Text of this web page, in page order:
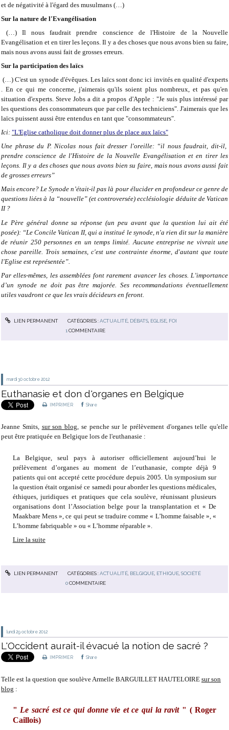
et de négativité à l'égard des musulmans (…)
Sur la nature de l'Evangélisation
(…) Il nous faudrait prendre conscience de l'Histoire de la Nouvelle
Evangélisation et en tirer les leçons. Il y a des choses que nous avons bien su faire,
mais nous avons aussi fait de grosses erreurs.
Sur la participation des laïcs
(…) C'est un synode d'évêques. Les laïcs sont donc ici invités en qualité d'experts
. En ce qui me concerne, j'aimerais qu'ils soient plus nombreux, et pas qu'en
situation d'experts. Steve Jobs a dit a propos d'Apple : "Je suis plus intéressé par
les questions des consommateurs que par celle des techniciens". J'aimerais que les
laïcs puissent aussi être entendus en tant que "consommateurs".
Ici: "L'Eglise catholique doit donner plus de place aux laïcs"
Une phrase du P. Nicolas nous fait dresser l'oreille: “il nous faudrait, dit-il,
prendre conscience de l'Histoire de la Nouvelle Evangélisation et en tirer les
leçons. Il y a des choses que nous avons bien su faire, mais nous avons aussi fait
de grosses erreurs”
Mais encore? Le Synode n’était-il pas là pour élucider en profondeur ce genre de
questions liées à la “nouvelle” (et controversée) ecclésiologie déduite de Vatican
II ?
Le Père général donne sa réponse (un peu avant que la question lui ait été
posée): “Le Concile Vatican II, qui a institué le synode, n'a rien dit sur la manière
de réunir 250 personnes en un temps limité. Aucune entreprise ne vivrait une
chose pareille. Trois semaines, c'est une contrainte énorme, d'autant que toute
l'Eglise est représentée”.
Par elles-mêmes, les assemblées font rarement avancer les choses. L’importance
d’un synode ne doit pas être majorée. Ses recommandations éventuellement
utiles vaudront ce que les vrais décideurs en feront.
LIEN PERMANENT CATÉGORIES :ACTUALITÉ, DÉBATS, EGLISE, FOI
1 COMMENTAIRE
mardi 30 octobre 2012
Euthanasie et don d'organes en Belgique
IMPRIMER Share
Jeanne Smits, sur son blog , se penche sur le prélèvement d'organes telle qu'elle
peut être pratiquée en Belgique lors de l'euthanasie :
La Belgique, seul pays à autoriser officiellement aujourd’hui le
prélèvement d’organes au moment de l’euthanasie, compte déjà 9
patients qui ont accepté cette procédure depuis 2005. Un symposium sur
la question était organisé ce samedi pour aborder les questions médicales,
éthiques, juridiques et pratiques que cela soulève, réunissant plusieurs
organisations dont l’Association belge pour la transplantation et « De
Maakbare Mens », ce qui peut se traduire comme « L’homme faisable », «
L’homme fabriquable » ou « L’homme réparable ».
Lire la suite
LIEN PERMANENT CATÉGORIES :ACTUALITÉ, BELGIQUE, ETHIQUE, SOCIÉTÉ
0 COMMENTAIRE
lundi 29 octobre 2012
L'Occident aurait-il évacué la notion de sacré ?
IMPRIMER Share
Telle est la question que soulève Armelle BARGUILLET HAUTELOIRE sur son
blog :
" Le sacré est ce qui donne vie et ce qui la ravit " ( Roger
Caillois)